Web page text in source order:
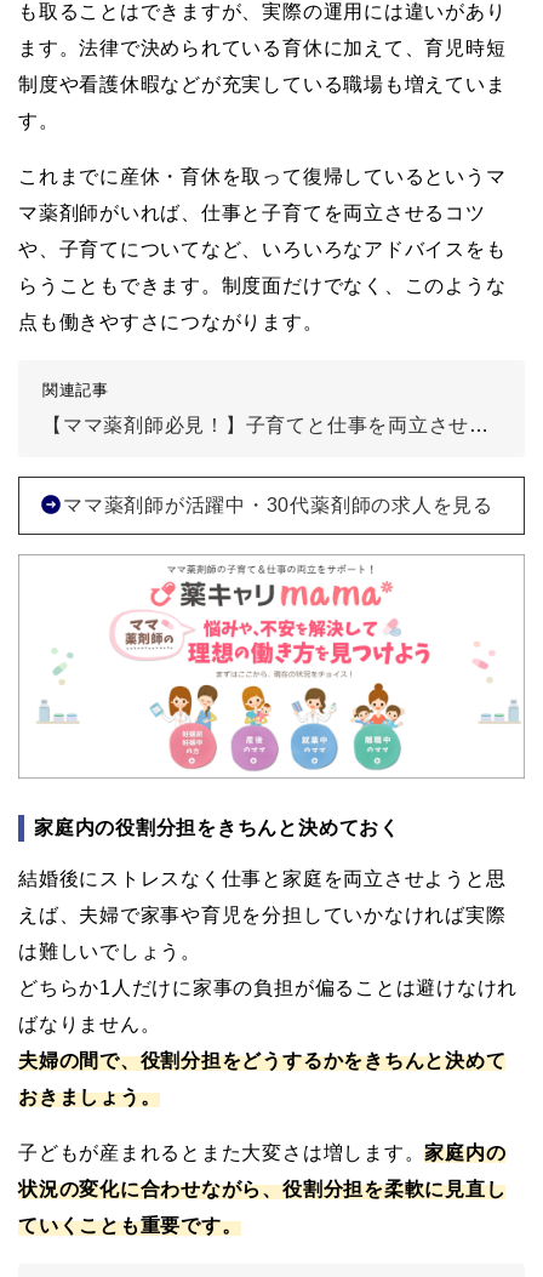
も取ることはできますが、実際の運用には違いがあり
ます。法律で決められている育休に加えて、育児時短
制度や看護休暇などが充実している職場も増えていま
す。
これまでに産休・育休を取って復帰しているというマ
マ薬剤師がいれば、仕事と子育てを両立させるコツ
や、子育てについてなど、いろいろなアドバイスをも
らうこともできます。制度面だけでなく、このような
点も働きやすさにつながります。
関連記事
【ママ薬剤師必見！】子育てと仕事を両立させる働き方のポイントを解説
ママ薬剤師が活躍中・30代薬剤師の求人を見る
家庭内の役割分担をきちんと決めておく
結婚後にストレスなく仕事と家庭を両立させようと思
えば、夫婦で家事や育児を分担していかなければ実際
は難しいでしょう。
どちらか1人だけに家事の負担が偏ることは避けなけれ
ばなりません。
夫婦の間で、役割分担をどうするかをきちんと決めて
おきましょう。
子どもが産まれるとまた大変さは増します。家庭内の
状況の変化に合わせながら、役割分担を柔軟に見直し
ていくことも重要です。